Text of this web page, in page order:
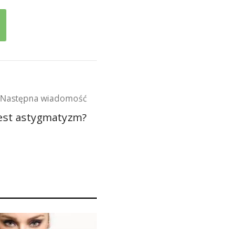
Następna wiadomość
astygmatyzm?